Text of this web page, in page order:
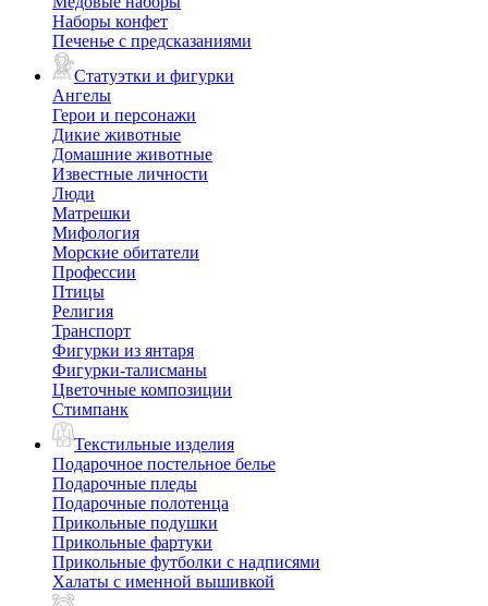
Наборы конфет
Печенье с предсказаниями
Статуэтки и фигурки
Ангелы
Герои и персонажи
Дикие животные
Домашние животные
Известные личности
Люди
Матрешки
Мифология
Морские обитатели
Профессии
Птицы
Религия
Транспорт
Фигурки из янтаря
Фигурки-талисманы
Цветочные композиции
Стимпанк
Текстильные изделия
Подарочное постельное белье
Подарочные пледы
Подарочные полотенца
Прикольные подушки
Прикольные фартуки
Прикольные футболки с надписями
Халаты с именной вышивкой